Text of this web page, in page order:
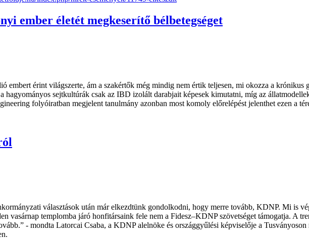
ember életét megkeserítő bélbetegséget
embert érint világszerte, ám a szakértők még mindig nem értik teljesen, mi okozza a
hagyományos sejtkultúrák csak az IBD izolált darabjait képesek kimutatni, míg az
folyóiratban megjelent tanulmány azonban most komoly előrelépést jelenthet ezen a
választások után már elkezdtünk gondolkodni, hogy merre tovább, KDNP. Mi is
vasárnap templomba járó honfitársaink fele nem a Fidesz–KDNP szövetséget támogatja. A
- mondta Latorcai Csaba, a KDNP alelnöke és országgyűlési képviselője a